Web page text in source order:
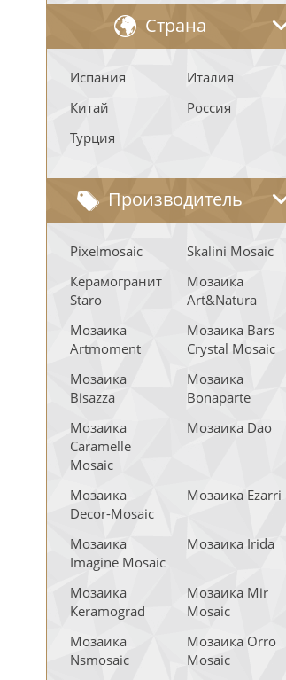
Страна
Испания
Италия
Китай
Россия
Турция
Производитель
Pixelmosaic
Skalini Mosaic
Керамогранит
Staro
Мозаика
Art&Natura
Мозаика
Artmoment
Мозаика Bars
Crystal Mosaic
Мозаика
Bisazza
Мозаика
Bonaparte
Мозаика
Caramelle
Mosaic
Мозаика Dao
Мозаика
Decor-Mosaic
Мозаика Ezarri
Мозаика
Imagine Mosaic
Мозаика Irida
Мозаика
Keramograd
Мозаика Mir
Mosaic
Мозаика
Nsmosaic
Мозаика Orro
Mosaic